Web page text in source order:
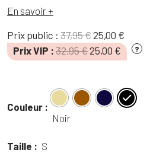
En savoir +
Prix public : 37,95€Le
prix
initial
37,95 €.
25,00 €
prix
actuel
25,00 €.
Prix VIP : 32,95€Le
était :
32,95 €.
25,00 € Le
est :
25,00 €.
?
Couleur :
Noir
Taille : S